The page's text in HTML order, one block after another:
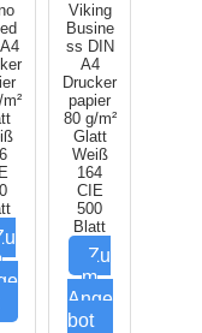
Viking
Busine
ss DIN
A4
Drucker
papier
80 g/m²
Glatt
Weiß
164
CIE
500
Blatt
Zu
m
Ange
bot